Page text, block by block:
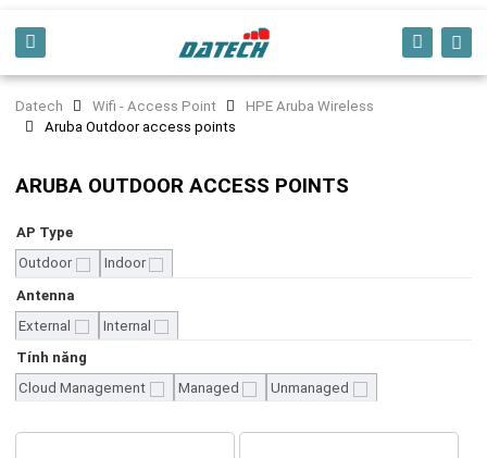
Datech Wifi - Access Point
HPE Aruba Wireless
Aruba Outdoor access points
ARUBA OUTDOOR ACCESS POINTS
AP Type
Outdoor
Indoor
Antenna
External
Internal
Tính năng
Cloud Management
Managed Unmanaged